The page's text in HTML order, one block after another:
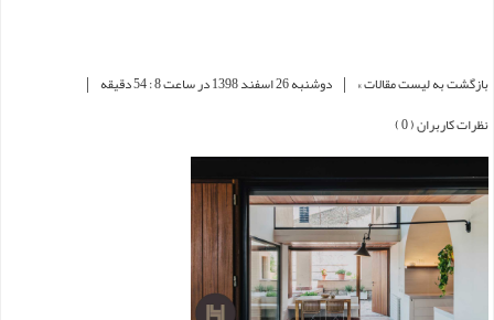
بازگشت به لیست مقالات » | دوشنبه 26 اسفند 1398 در ساعت 8 : 54 دقیقه |
نظرات کاربران ( 0 )